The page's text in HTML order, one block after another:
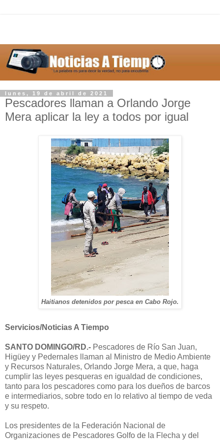
lunes, 19 de abril de 2021
Pescadores llaman a Orlando Jorge
Mera aplicar la ley a todos por igual
Haitianos detenidos por pesca en Cabo Rojo.
Servicios/Noticias A Tiempo
SANTO DOMINGO/RD.- Pescadores de Río San Juan,
Higüey y Pedernales llaman al Ministro de Medio Ambiente
y Recursos Naturales, Orlando Jorge Mera, a que, haga
cumplir las leyes pesqueras en igualdad de condiciones,
tanto para los pescadores como para los dueños de barcos
e intermediarios, sobre todo en lo relativo al tiempo de veda
y su respeto.
Los presidentes de la Federación Nacional de
Organizaciones de Pescadores Golfo de la Flecha y del